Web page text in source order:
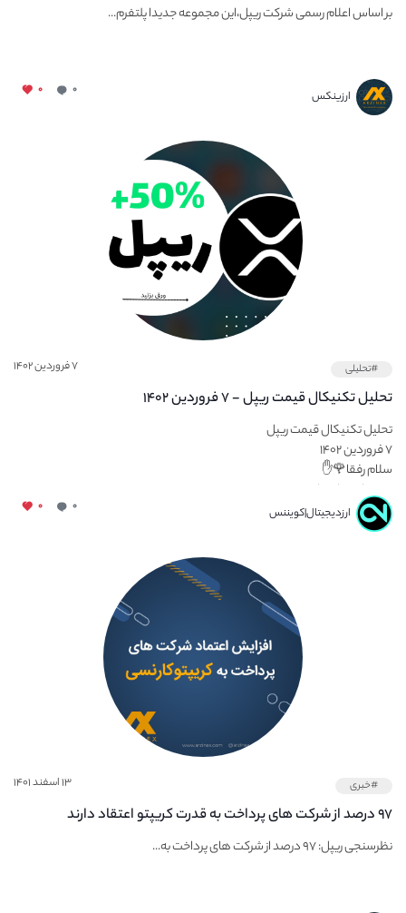
بر اساس اعلام رسمی شرکت ریپل،این مجموعه جدیدا پلتفرم...
ارزینکس ۰ ۰
#تحلیلی ۷ فروردین ۱۴۰۲
تحلیل تکنیکال قیمت ریپل - ۷ فروردین ۱۴۰۲
تحلیل تکنیکال قیمت ریپل
۷ فروردین ۱۴۰۲
سلام رفقا🌹✋
دوستان تمامی این...
ارزدیجیتال|کویننس ۰ ۰
#خبری ۱۳ اسفند ۱۴۰۱
۹۷ درصد از شرکت های پرداخت به قدرت کریپتو اعتقاد دارند
نظرسنجی ریپل: ۹۷ درصد از شرکت های پرداخت به...